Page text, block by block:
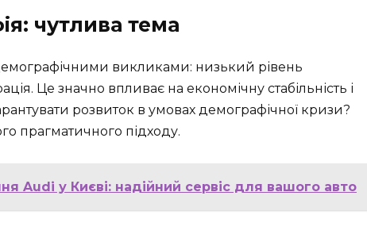
чутлива тема
викликами: низький рівень
Це значно впливає на економічну стабільність і
розвиток в умовах демографічної кризи?
прагматичного підходу.
Audi у Києві: надійний сервіс для вашого авто